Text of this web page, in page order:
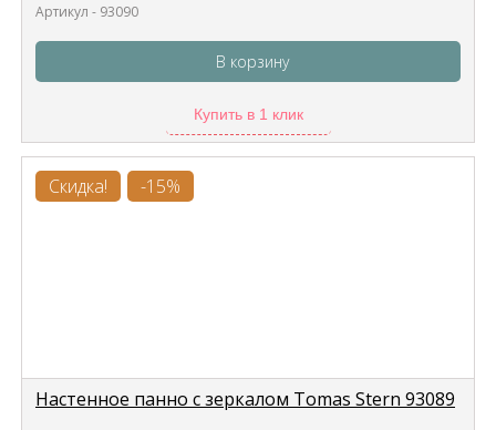
Артикул - 93090
В корзину
Купить в 1 клик
Скидка! -15%
Настенное панно с зеркалом Tomas Stern 93089